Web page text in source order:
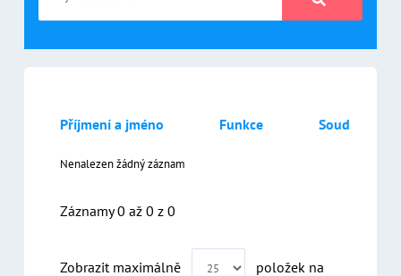
Příjmení a jméno Funkce Soud
Nenalezen žádný záznam
Záznamy 0 až 0 z 0